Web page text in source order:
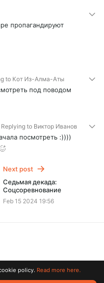
пропагандируют
to Кот Из-Алма-Аты
под поводом
Replying to Виктор Иванов
посмотреть :))))
Next post
Седьмая декада:
Соцсоревнование
Feb 15 2024 19:56
policy. Read more here.